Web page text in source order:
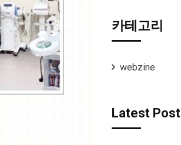
카테고리
webzine
Latest Post